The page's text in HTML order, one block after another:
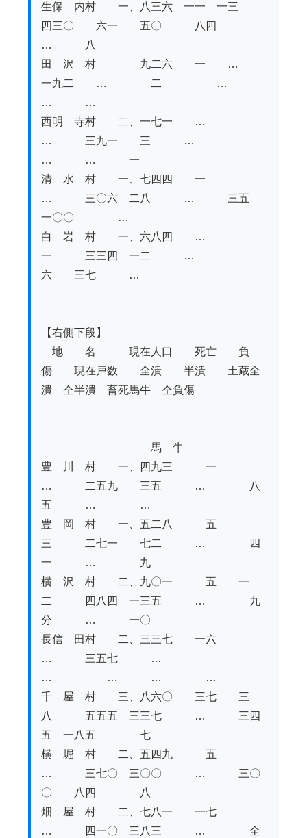
生保　内村　　一、八三六　一一　一三
四三〇　　六一　　五〇　　　八四
…　　　八
田　沢　村　　　　九二六　　一　　…
一九二　　…　　　　二　　　　　…
…　　　…
西明　寺村　　二、一七一　　…
…　　　三九一　　三　　　…
…　　　…　　　一
清　水　村　　一、七四四　　一
…　　　三〇六　二八　　　…　　　三五
一〇〇　　　　…
白　岩　村　　一、六八四　　…
一　　　三三四　一二　　　…
六　　三七　　　…
【右側下段】
地　　名　　　現在人口　　死亡　　負
傷　　現在戸数　　全潰　　半潰　　土蔵全
潰　仝半潰　畜死馬牛　仝負傷
馬　牛
豊　川　村　　一、四九三　　　一
…　　　二五九　　三五　　　…　　　　八
五　　　…　　　　…
豊　岡　村　　一、五二八　　　五
三　　　二七一　　七二　　　…　　　　四
一　　　…　　　　九
横　沢　村　　二、九〇一　　　五　　一
二　　　四八四　一三五　　　…　　　　九
分　　　…　　　一〇
長信　田村　　二、三三七　　一六
…　　　三五七　　　…
…　　　　　…　　　…　　　　…
千　屋　村　　三、八六〇　　三七　　三
八　　　五五五　三三七　　　…　　　三四
五　一八五　　　　七
横　堀　村　　二、五四九　　　五
…　　　三七〇　三〇〇　　　…　　　三〇
〇　　八四　　　　八
畑　屋　村　　二、七八一　　一七
…　　　四一〇　三八三　　　…　　　　全